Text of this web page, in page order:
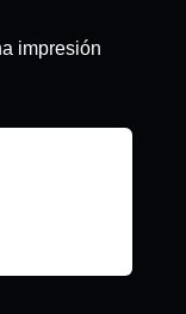
impresión